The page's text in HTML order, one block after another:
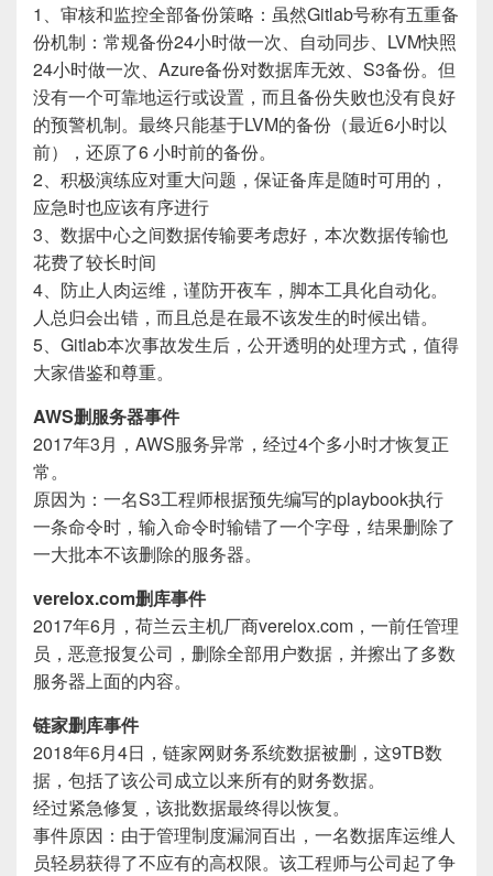
1、审核和监控全部备份策略：虽然Gitlab号称有五重备
份机制：常规备份24小时做一次、自动同步、LVM快照
24小时做一次、Azure备份对数据库无效、S3备份。但
没有一个可靠地运行或设置，而且备份失败也没有良好
的预警机制。最终只能基于LVM的备份（最近6小时以
前），还原了6 小时前的备份。
2、积极演练应对重大问题，保证备库是随时可用的，
应急时也应该有序进行
3、数据中心之间数据传输要考虑好，本次数据传输也
花费了较长时间
4、防止人肉运维，谨防开夜车，脚本工具化自动化。
人总归会出错，而且总是在最不该发生的时候出错。
5、Gitlab本次事故发生后，公开透明的处理方式，值得
大家借鉴和尊重。
AWS删服务器事件
2017年3月，AWS服务异常，经过4个多小时才恢复正
常。
原因为：一名S3工程师根据预先编写的playbook执行
一条命令时，输入命令时输错了一个字母，结果删除了
一大批本不该删除的服务器。
verelox.com删库事件
2017年6月，荷兰云主机厂商verelox.com，一前任管理
员，恶意报复公司，删除全部用户数据，并擦出了多数
服务器上面的内容。
链家删库事件
2018年6月4日，链家网财务系统数据被删，这9TB数
据，包括了该公司成立以来所有的财务数据。
经过紧急修复，该批数据最终得以恢复。
事件原因：由于管理制度漏洞百出，一名数据库运维人
员轻易获得了不应有的高权限。该工程师与公司起了争